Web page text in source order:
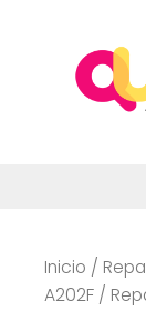
contenido
Inicio /
A202F /